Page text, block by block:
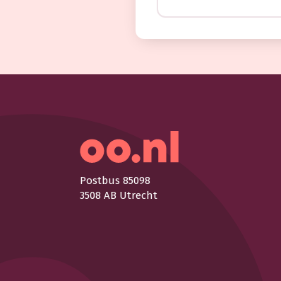
Postbus 85098
3508 AB Utrecht